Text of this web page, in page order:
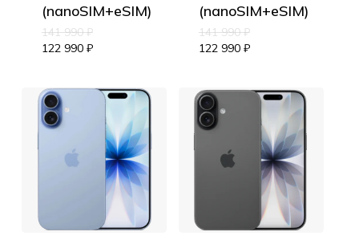
(nanoSIM+eSIM)
141 990₽
122 990 ₽
(nanoSIM+eSIM)
141 990₽
122 990 ₽